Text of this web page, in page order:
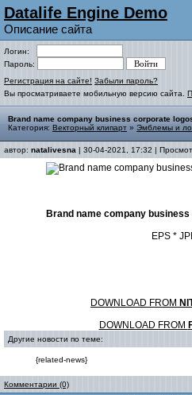
Datalife Engine Demo
Описание сайта
Логин:
Пароль:
Регистрация на сайте! Забыли пароль?
Вы просматриваете мобильную версию сайта.
Brand name company business corporate
Категория: Векторный клипарт » Эмблемы и
автор: natalivesna | 30-04-2021, 17:32 |
Brand name company
EPS *
DOWNLOAD FROM
DOWNLOAD FROM
Другие новости по теме:
{related-news}
Комментарии (0)